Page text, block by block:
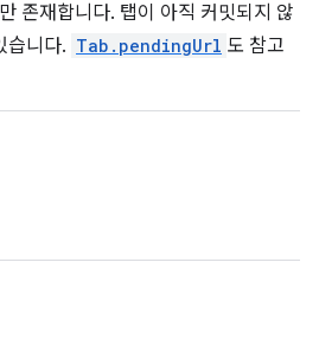
존재합니다. 탭이 아직 커밋되지 않
습니다. Tab.pendingUrl 도 참고